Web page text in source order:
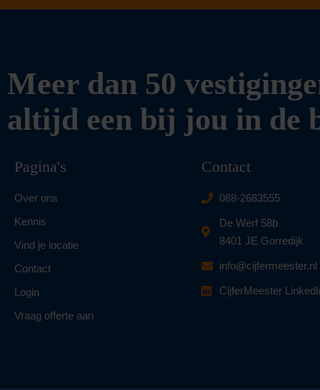
Meer dan 50
altijd een bij jou in de
Pagina's
Over ons
Kennis
Vind je locatie
Contact
Login
Vraag offerte aan
Contact
088-2683555
De Werf 58b
8401 JE Gorredijk
info@cijfermeester.nl
CijferMeester